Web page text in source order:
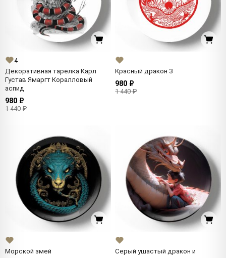
4
Декоративная тарелка Карл
Густав Ямаргт Коралловый
аспид
980 ₽
1 440 ₽
Красный дракон 3
980 ₽
1 440 ₽
Морской змей
Серый ушастый дракон и